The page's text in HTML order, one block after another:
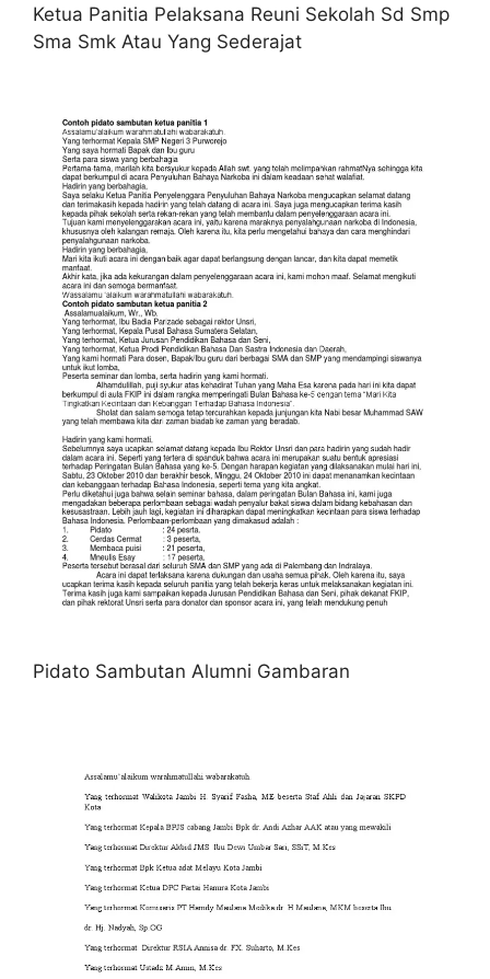
Ketua Panitia Pelaksana Reuni Sekolah Sd Smp
Sma Smk Atau Yang Sederajat
Pidato Sambutan Alumni Gambaran